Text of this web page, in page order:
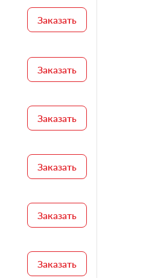
Заказать
Заказать
Заказать
Заказать
Заказать
Заказать